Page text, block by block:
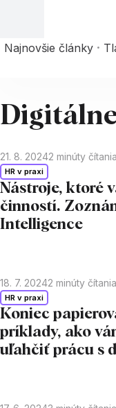
Najnovšie články
21. 8. 20242 minúty čítania
HR v praxi
Nástroje, ktoré
činností.
Intelligence
18. 7. 20242 minúty čítania
HR v praxi
Koniec
príklady, ako
uľahčiť prácu s